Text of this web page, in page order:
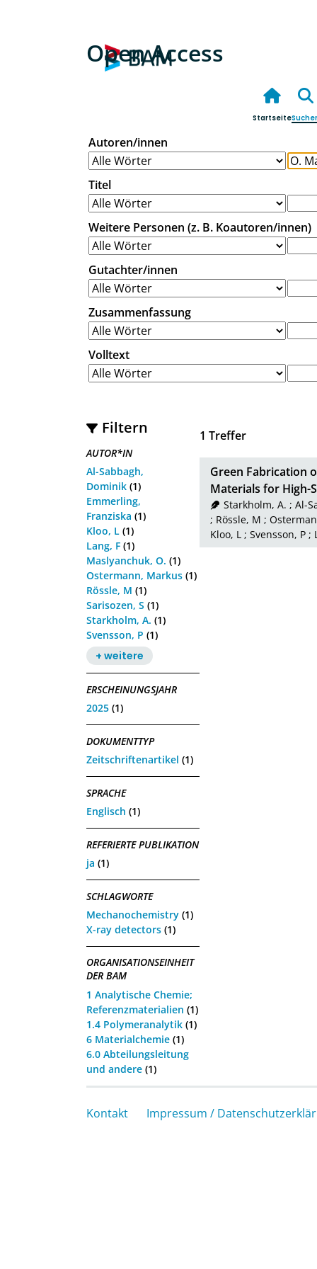
Open Access
Startseite
Autoren/innen
Titel
Weitere Personen (z. B. Koautoren/innen)
Gutachter/innen
Zusammenfassung
Volltext
Filtern
AUTOR*IN
Al-Sabbagh,
Dominik (1)
Emmerling,
Franziska (1)
Kloo, L (1)
Lang, F (1)
Maslyanchuk, O. (1)
Ostermann, Markus (1)
Rössle, M (1)
Sarisozen, S (1)
Starkholm, A. (1)
Svensson, P (1)
+ weitere
ERSCHEINUNGSJAHR
2025 (1)
DOKUMENTTYP
Zeitschriftenartikel (1)
SPRACHE
Englisch (1)
REFERIERTE PUBLIKATION
ja (1)
SCHLAGWORTE
Mechanochemistry (1)
X-ray detectors (1)
ORGANISATIONSEINHEIT
DER BAM
1 Analytische Chemie;
Referenzmaterialien (1)
1.4 Polymeranalytik (1)
6 Materialchemie (1)
6.0 Abteilungsleitung
und andere (1)
1 Treffer
Green Fabrication
Materials for High-
Starkholm, A. ; Al-
; Rössle, M ;
Kloo, L ; Svensson, P ;
Kontakt Impressum /